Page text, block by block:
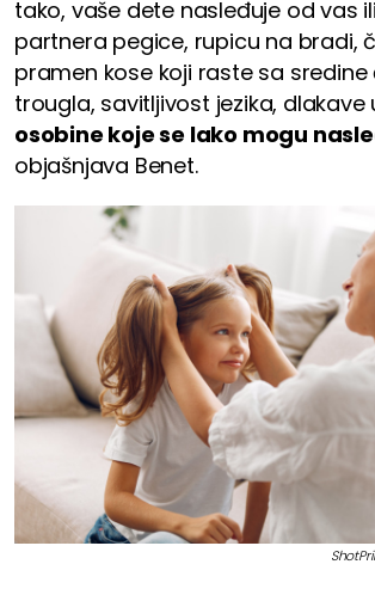
tako, vaše dete nasleđuje od vas
partnera pegice, rupicu na bradi,
pramen kose koji raste sa sredine
trougla, savitljivost jezika, dlakave
osobine koje se lako mogu
objašnjava Benet.